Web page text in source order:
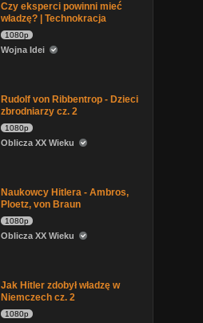
Czy eksperci powinni mieć
władzę? | Technokracja
1080p
Wojna Idei
Rudolf von Ribbentrop - Dzieci
zbrodniarzy cz. 2
1080p
Oblicza XX Wieku
Naukowcy Hitlera - Ambros,
Ploetz, von Braun
1080p
Oblicza XX Wieku
Jak Hitler zdobył władzę w
Niemczech cz. 2
1080p